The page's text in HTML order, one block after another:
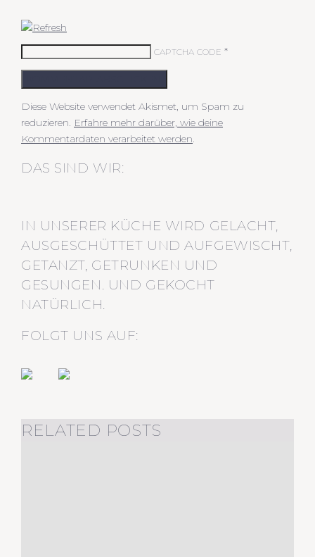
CAPTCHA CODE *
Diese Website verwendet Akismet, um Spam zu
reduzieren. Erfahre mehr darüber, wie deine
Kommentardaten verarbeitet werden.
DAS SIND WIR:
IN UNSERER KÜCHE WIRD GELACHT,
AUSGESCHÜTTET UND AUFGEWISCHT,
GETANZT, GETRUNKEN UND
GESUNGEN. UND GEKOCHT
NATÜRLICH.
FOLGT UNS AUF:
RELATED POSTS